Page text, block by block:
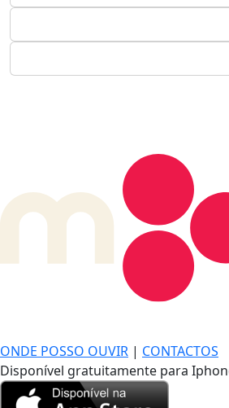
ONDE POSSO OUVIR | CONTACTOS
Disponível gratuitamente para